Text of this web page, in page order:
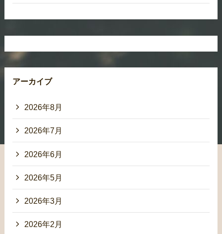
アーカイブ
2026年8月
2026年7月
2026年6月
2026年5月
2026年3月
2026年2月